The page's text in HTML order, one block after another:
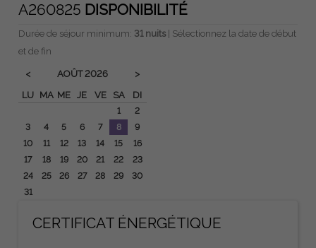
A260825 DISPONIBILITÉ
Durée de séjour minimum: 31 nuits| Sélectionnez la date de début
et de fin
< AOÛT 2026
>
LU MA ME JE VE SA DI
1
2
3
4 5 6 7 8
9
10
11 12 13 14 15
16
17
18 19 20 21 22
23
24
25 26 27 28 29
30
31
CERTIFICAT ÉNERGÉTIQUE